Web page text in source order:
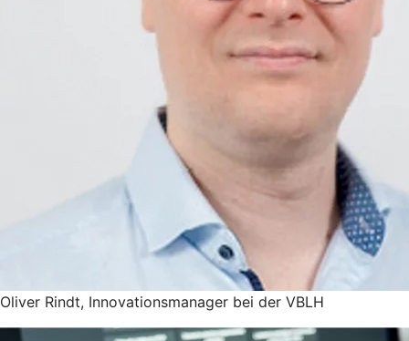
Oliver Rindt, Innovationsmanager bei der VBLH